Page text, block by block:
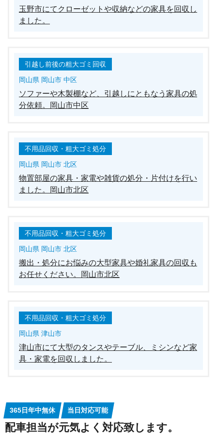
玉野市にてクローゼットや収納などの家具を回収し
ました。
引越し前後の粗大ゴミ回収
岡山県 岡山市 中区
ソファーや木製棚など、引越しにともなう家具の処
分依頼。岡山市中区
不用品回収・粗大ゴミ処分
岡山県 岡山市 北区
物置部屋の家具・家電や雑貨の処分・片付けを行い
ました。岡山市北区
不用品回収・粗大ゴミ処分
岡山県 岡山市 北区
搬出・処分にお悩みの大型家具や婚礼家具の回収も
お任せください。岡山市北区
不用品回収・粗大ゴミ処分
岡山県 津山市
津山市にて大型のタンスやテーブル、ミシンなど家
具・家電を回収しました。
365日年中無休 当日対応可能
配車担当が元気よく対応致します。